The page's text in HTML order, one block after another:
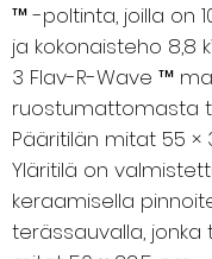
™ -poltinta, joilla on
ja kokonaisteho 8,8
3 Flav-R-Wave ™
ruostumattomasta
Pääritilän mitat 55 ×
Yläritilä on
keraamisella
terässauvalla, jonka